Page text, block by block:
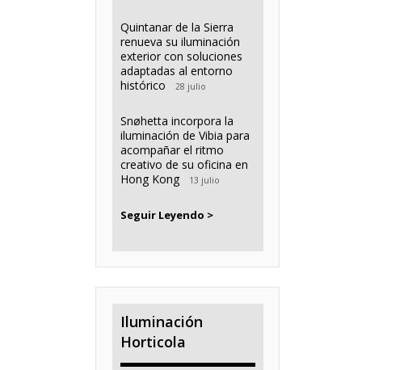
Quintanar de la Sierra
renueva su iluminación
exterior con soluciones
adaptadas al entorno
histórico
28 julio
Snøhetta incorpora la
iluminación de Vibia para
acompañar el ritmo
creativo de su oficina en
Hong Kong
13 julio
Seguir Leyendo >
Iluminación
Horticola